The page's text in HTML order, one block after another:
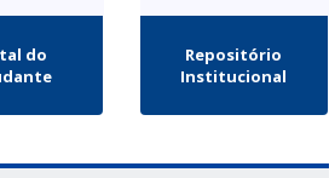
do
Repositório
Institucional